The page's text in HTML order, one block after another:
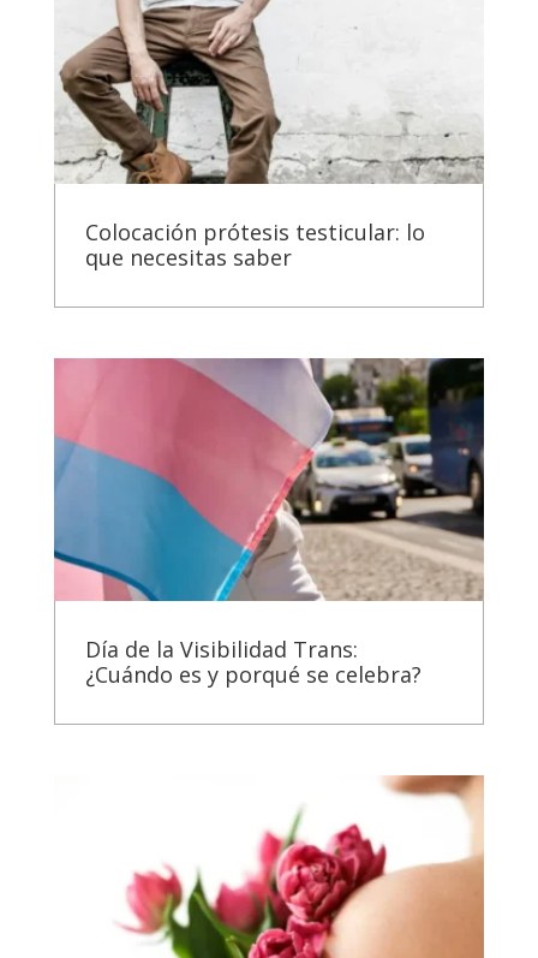
Colocación prótesis testicular: lo
que necesitas saber
Día de la Visibilidad Trans:
¿Cuándo es y porqué se celebra?